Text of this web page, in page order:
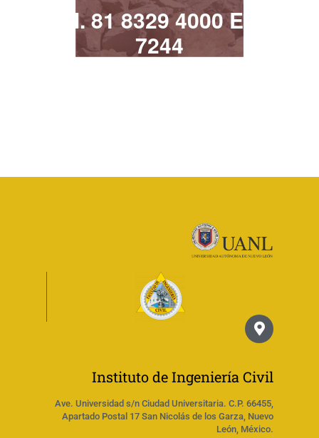
Tel. 81 8329 4000 Ext.
7244
Instituto de Ingeniería Civil
Ave. Universidad s/n Ciudad Universitaria. C.P. 66455,
Apartado Postal 17 San Nicolás de los Garza, Nuevo
León, México.